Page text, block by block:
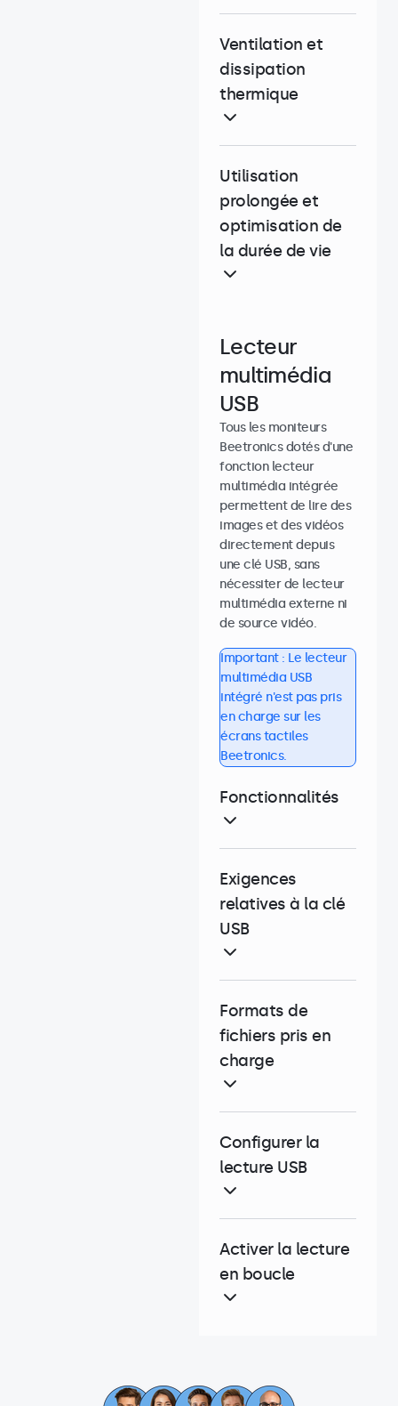
Ventilation et
dissipation
thermique
Utilisation
prolongée et
optimisation de
la durée de vie
Lecteur
multimédia
USB
Tous les moniteurs
Beetronics dotés d'une
fonction lecteur
multimédia intégrée
permettent de lire des
images et des vidéos
directement depuis
une clé USB, sans
nécessiter de lecteur
multimédia externe ni
de source vidéo.
Important : Le lecteur
multimédia USB
intégré n'est pas pris
en charge sur les
écrans tactiles
Beetronics.
Fonctionnalités
Exigences
relatives à la clé
USB
Formats de
fichiers pris en
charge
Configurer la
lecture USB
Activer la lecture
en boucle